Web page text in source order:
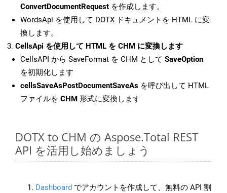
ConvertDocumentRequest を作成します。
WordsApi を使用して DOTX ドキュメントを HTML に変
換します。
CellsApi を使用して HTML を CHM に変換します
CellsAPI から SaveFormat を CHM として SaveOption
を初期化します
cellsSaveAsPostDocumentSaveAs を呼び出して HTML
ファイルを CHM 形式に変換します
DOTX to CHM の Aspose.Total REST
API を活用し始めましょう
Dashboard でアカウントを作成して、無料の API 割